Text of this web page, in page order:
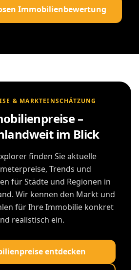
Immobilienbewertung
& MARKTEINSCHÄTZUNG
–
im Blick
finden Sie aktuelle
Trends und
für Städte und Regionen in
Wir kennen den Markt und
für Ihre Immobilie konkret
realistisch ein.
entdecken